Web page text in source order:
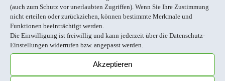
(auch zum Schutz vor unerlaubten Zugriffen). Wenn Sie Ihre Zustimmung
nicht erteilen oder zurückziehen, können bestimmte Merkmale und
Funktionen beeinträchtigt werden.
Die Einwilligung ist freiwillig und kann jederzeit über die Datenschutz-
Einstellungen widerrufen bzw. angepasst werden.
Akzeptieren
Yoga
Die Techniken und Richtungen des Yoga sind schier
unerschöpflich. Seine wesentlichen Bestandteile sind die
Körperhaltungen (Asanas), Atemübungen (Pranayama),
Meditation und Entspannung.